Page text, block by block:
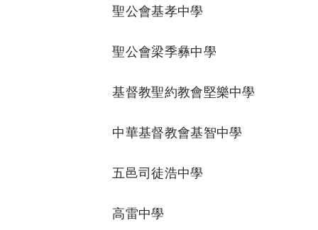
聖公會基孝中學
聖公會梁季彝中學
基督教聖約教會堅樂中學
中華基督教會基智中學
五邑司徒浩中學
高雷中學